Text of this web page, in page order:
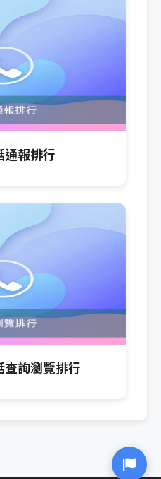
報排行
詢瀏覽排行